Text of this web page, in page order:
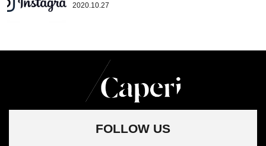
2020.10.27
FOLLOW US